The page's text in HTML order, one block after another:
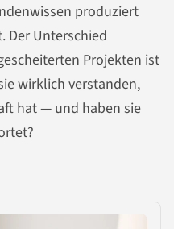
produziert
Der Unterschied
Projekten ist
wirklich verstanden,
hat — und haben sie